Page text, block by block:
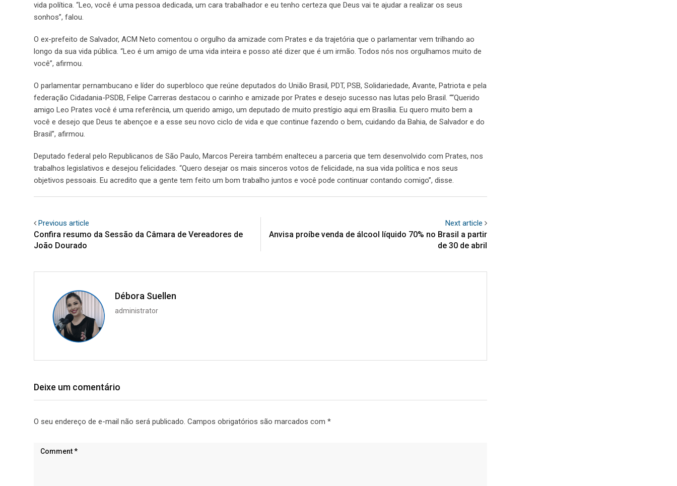
vida política. “Leo, você é uma pessoa dedicada, um cara trabalhador e eu tenho certeza que Deus vai te ajudar a realizar os seus
sonhos”, falou.
O ex-prefeito de Salvador, ACM Neto comentou o orgulho da amizade com Prates e da trajetória que o parlamentar vem trilhando ao
longo da sua vida pública. “Leo é um amigo de uma vida inteira e posso até dizer que é um irmão. Todos nós nos orgulhamos muito de
você”, afirmou.
O parlamentar pernambucano e líder do superbloco que reúne deputados do União Brasil, PDT, PSB, Solidariedade, Avante, Patriota e pela
federação Cidadania-PSDB, Felipe Carreras destacou o carinho e amizade por Prates e desejo sucesso nas lutas pelo Brasil. ““Querido
amigo Leo Prates você é uma referência, um querido amigo, um deputado de muito prestígio aqui em Brasília. Eu quero muito bem a
você e desejo que Deus te abençoe e a esse seu novo ciclo de vida e que continue fazendo o bem, cuidando da Bahia, de Salvador e do
Brasil”, afirmou.
Deputado federal pelo Republicanos de São Paulo, Marcos Pereira também enalteceu a parceria que tem desenvolvido com Prates, nos
trabalhos legislativos e desejou felicidades. “Quero desejar os mais sinceros votos de felicidade, na sua vida política e nos seus
objetivos pessoais. Eu acredito que a gente tem feito um bom trabalho juntos e você pode continuar contando comigo”, disse.
Previous article
Confira resumo da Sessão da Câmara de Vereadores de
João Dourado
Next article
Anvisa proíbe venda de álcool líquido 70% no Brasil a partir
de 30 de abril
Débora Suellen
administrator
Deixe um comentário
O seu endereço de e-mail não será publicado. Campos obrigatórios são marcados com *